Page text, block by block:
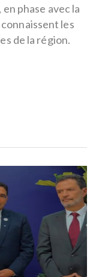
phase avec la
les
de la région.